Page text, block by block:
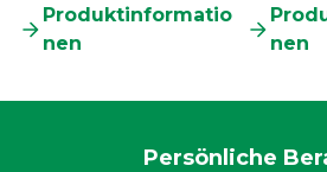
Produktinformatio
nen
nen
Persönliche